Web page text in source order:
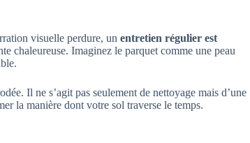
visuelle perdure, un entretien régulier est
chaleureuse. Imaginez le parquet comme une peau
Il ne s’agit pas seulement de nettoyage mais d’une
la manière dont votre sol traverse le temps.